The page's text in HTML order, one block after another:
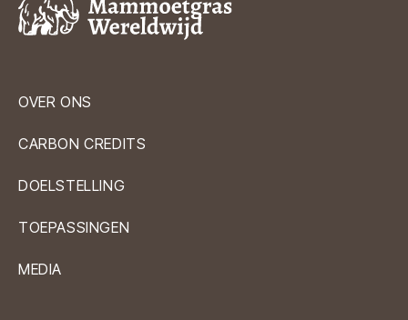
OVER ONS
CARBON CREDITS
DOELSTELLING
TOEPASSINGEN
MEDIA